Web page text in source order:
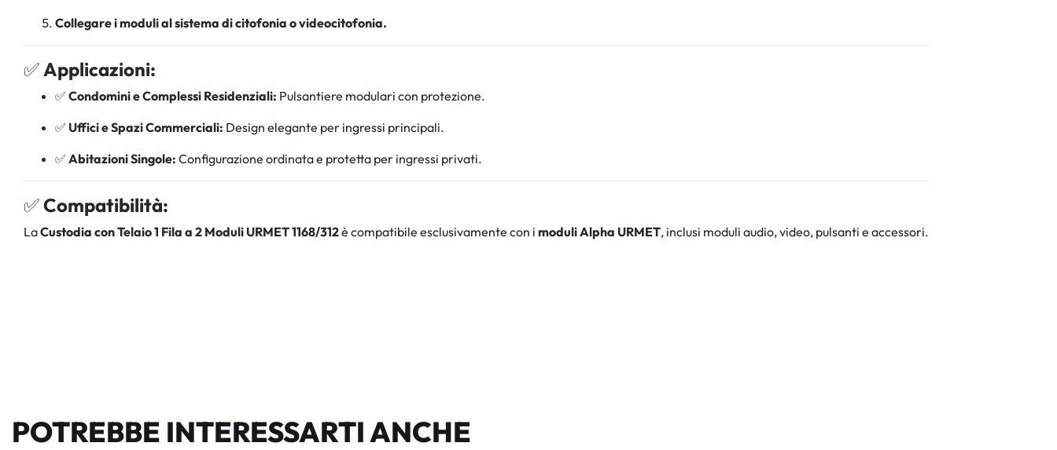
Collegare i moduli al sistema di citofonia o videocitofonia.
✅ Applicazioni:
✅ Condomini e Complessi Residenziali: Pulsantiere modulari con protezione.
✅ Uffici e Spazi Commerciali: Design elegante per ingressi principali.
✅ Abitazioni Singole: Configurazione ordinata e protetta per ingressi privati.
✅Compatibilità:
LaCustodia con Telaio 1 Fila a 2 Moduli URMET 1168/312è compatibile esclusivamente con i moduli Alpha URMET, inclusi moduli audio, video, pulsanti e accessori.
POTREBBE INTERESSARTI ANCHE